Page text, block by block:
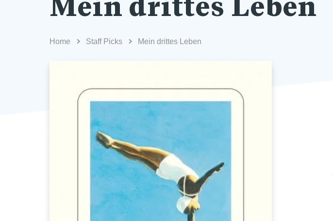
Mein drittes Leben
Home Staff Picks Mein drittes Leben